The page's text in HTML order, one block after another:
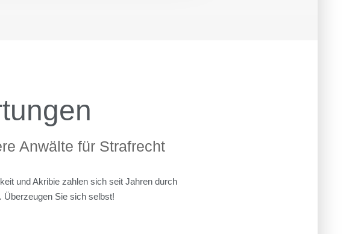
Anwälte für Strafrecht
und Akribie zahlen sich seit Jahren durch
Überzeugen Sie sich selbst!